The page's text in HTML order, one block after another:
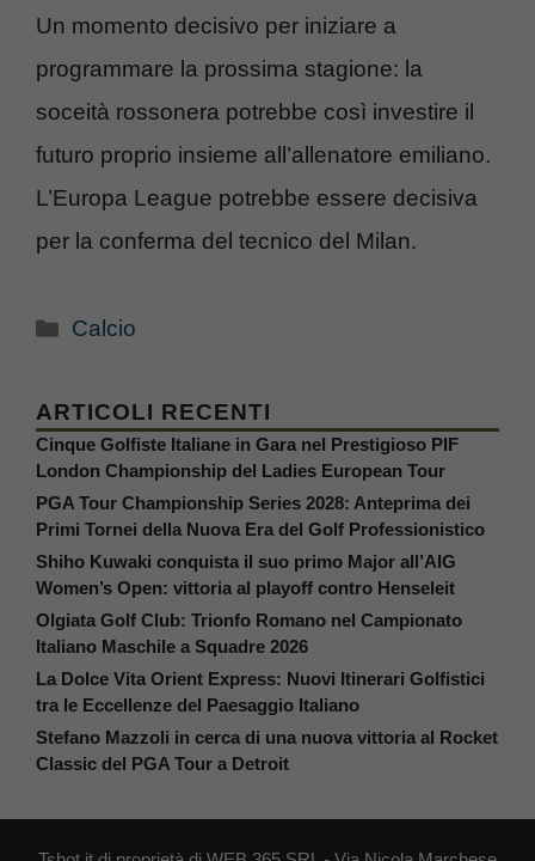
Un momento decisivo per iniziare a
programmare la prossima stagione: la
soceità rossonera potrebbe così investire il
futuro proprio insieme all’allenatore emiliano.
L’Europa League potrebbe essere decisiva
per la conferma del tecnico del Milan.
Categorie
Calcio
ARTICOLI RECENTI
Cinque Golfiste Italiane in Gara nel Prestigioso PIF
London Championship del Ladies European Tour
PGA Tour Championship Series 2028: Anteprima dei
Primi Tornei della Nuova Era del Golf Professionistico
Shiho Kuwaki conquista il suo primo Major all’AIG
Women’s Open: vittoria al playoff contro Henseleit
Olgiata Golf Club: Trionfo Romano nel Campionato
Italiano Maschile a Squadre 2026
La Dolce Vita Orient Express: Nuovi Itinerari Golfistici
tra le Eccellenze del Paesaggio Italiano
Stefano Mazzoli in cerca di una nuova vittoria al Rocket
Classic del PGA Tour a Detroit